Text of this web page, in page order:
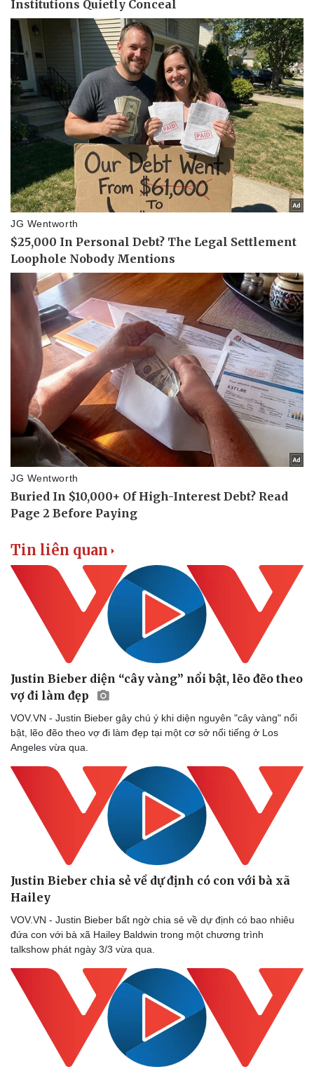
Doanh nghiệp
Thông tin doanh nghiệp
Doanh nghiệp 24h
Doanh nhân
Vì cộng đồng
Công nghệ
Sành điệu
Tin Công nghệ
Trải nghiệm
Chuyển đổi số
Sức khỏe
Dinh dưỡng - món ngon
Cây thuốc
Sản phụ khoa
Nhi khoa
Nam khoa
Làm đẹp - giảm cân
Phòng mạch online
Ăn sạch sống khỏe
Đời sống
Blog
Tình yêu - Gia đình
Tin liên quan
Justin Bieber diện “cây vàng” nổi bật, lẽo đẽo theo
vợ đi làm đẹp
VOV.VN - Justin Bieber gây chú ý khi diện nguyên "cây vàng" nổi
bật, lẽo đẽo theo vợ đi làm đẹp tại một cơ sở nổi tiếng ở Los
Angeles vừa qua.
Justin Bieber chia sẻ về dự định có con với bà xã
Hailey
VOV.VN - Justin Bieber bất ngờ chia sẻ về dự định có bao nhiêu
đứa con với bà xã Hailey Baldwin trong một chương trình
talkshow phát ngày 3/3 vừa qua.